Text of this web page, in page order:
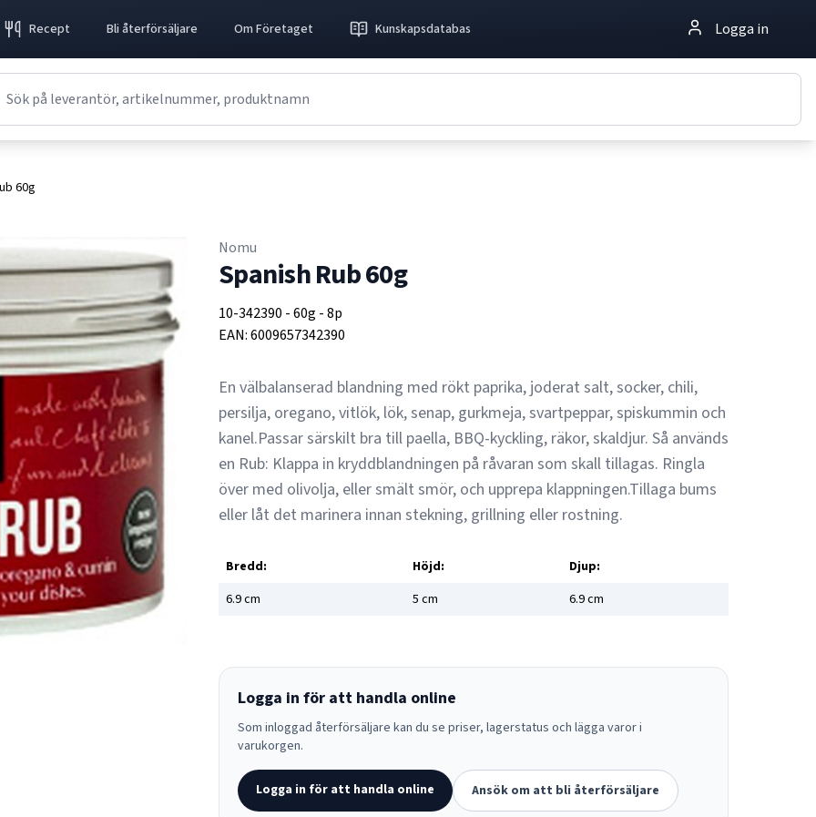
Recept Bli återförsäljare Om Företaget Kunskapsdatabas Logga in
60g
Nomu
Spanish Rub 60g
10-342390 -60g -8p
EAN:6009657342390
En välbalanserad blandning med rökt paprika, joderat salt, socker, chili,
persilja, oregano, vitlök, lök, senap, gurkmeja, svartpeppar, spiskummin och
kanel.Passar särskilt bra till paella, BBQ-kyckling, räkor, skaldjur. Så används
en Rub: Klappa in kryddblandningen på råvaran som skall tillagas. Ringla
över med olivolja, eller smält smör, och upprepa klappningen.Tillaga bums
eller låt det marinera innan stekning, grillning eller rostning.
Bredd: Höjd:
Djup:
6.9cm 5 cm 6.9cm
Logga in för att handla online
Som inloggad återförsäljare kan du se priser, lagerstatus och lägga varor i
varukorgen.
Logga in för att handla online Ansök om att bli återförsäljare